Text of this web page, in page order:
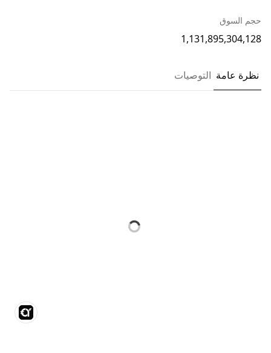
حجم السوق
1,131,895,304,128
نظرة عامة التوصيات